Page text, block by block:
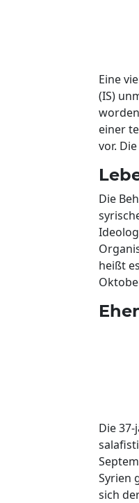
Eine
(IS)
einer
vor.
Die
heißt
Die
Syrien
sich